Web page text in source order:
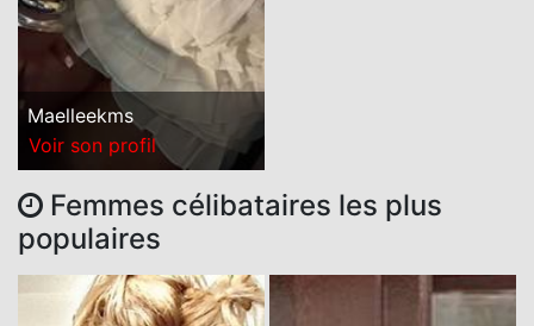
Maelleekms
Voir son profil
Femmes célibataires les plus
populaires